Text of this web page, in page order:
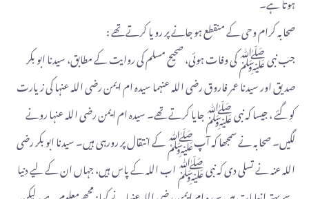
صحابہ کرام وحی کے منقطع ہو جانے پر رویا کرتے تھے :
جب نبی ﷺ کی وفات ہوئی، صحیح مسلم کی روایت کے مطابق، سیدنا ابو بکر
صدیق اور سیدنا عمر فاروق رضی اللہ عنہما سیدہ ام ایمن رضی اللہ عنہا کی زیارت
کو گئے ، جیسا کہ نبی ﷺ جایا کرتے تھے۔ سیدہ ام ایمن رضی اللہ عنہا رونے
لگیں۔ صحابہ نے سمجھا کہ آپﷺ کے انتقال پر رورہی ہیں۔ سیدنا ابو بکر رضی
اللہ عنہ نے تسلی دی کہ نبی ﷺ اب اللہ کے پاس ہیں، جہاں ان کے لیے دنیا